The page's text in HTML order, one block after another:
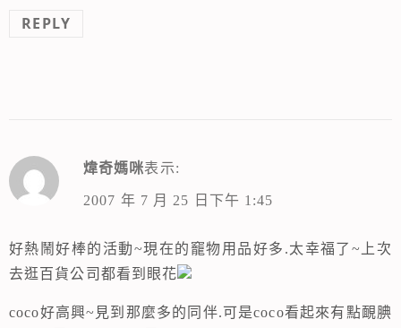
REPLY
煒奇媽咪表示:
2007 年 7 月 25 日下午 1:45
好熱鬧好棒的活動~現在的竉物用品好多.太幸福了~上次
去逛百貨公司都看到眼花
coco好高興~見到那麼多的同伴.可是coco看起來有點靦腆